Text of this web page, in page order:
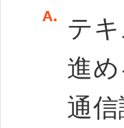
テ
進
通